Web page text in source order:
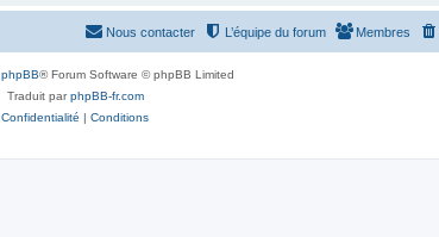
Membres
L’équipe du forum
Nous contacter
phpBB® Forum Software © phpBB Limited
Traduit parphpBB-fr.com
Confidentialité | Conditions